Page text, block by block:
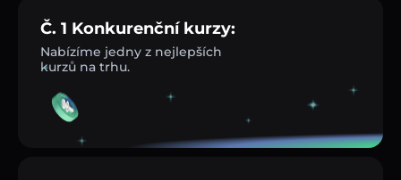
Č. 1 Konkurenční kurzy:
Nabízíme jedny z nejlepších
kurzů na trhu.